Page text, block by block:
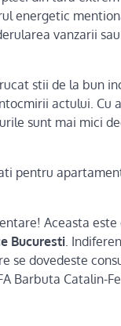
energetic
vanzarii
stii de la bun
actului. Cu
sunt mai mici
pentru
Aceasta
Bucuresti.
se dovedeste
Barbuta Catalin-